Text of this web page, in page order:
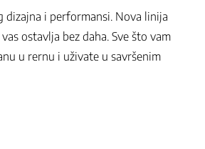
dizajna i performansi. Nova linija
ostavlja bez daha. Sve što vam
u rernu i uživate u savršenim